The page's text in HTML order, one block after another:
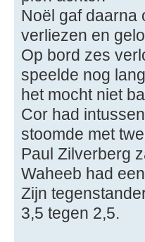
Noël gaf daarna
verliezen en
Op bord zes
speelde nog
het mocht niet
Cor had
stoomde met
Paul Zilverberg
Waheeb had
Zijn
3,5 tegen 2,5.